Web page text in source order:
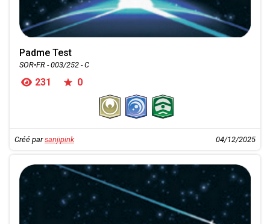
Padme Test
SOR•FR - 003/252 - C
231 0
Créé parsanjipink 04/12/2025